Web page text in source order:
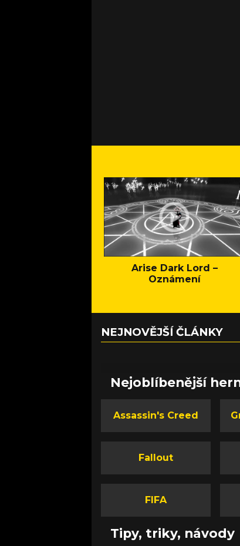
Arise Dark Lord –
Oznámení
NEJNOVĚJŠÍ ČLÁNKY
Nejoblíbenější
Assassin's Creed
Fallout
FIFA
Tipy, triky, návody